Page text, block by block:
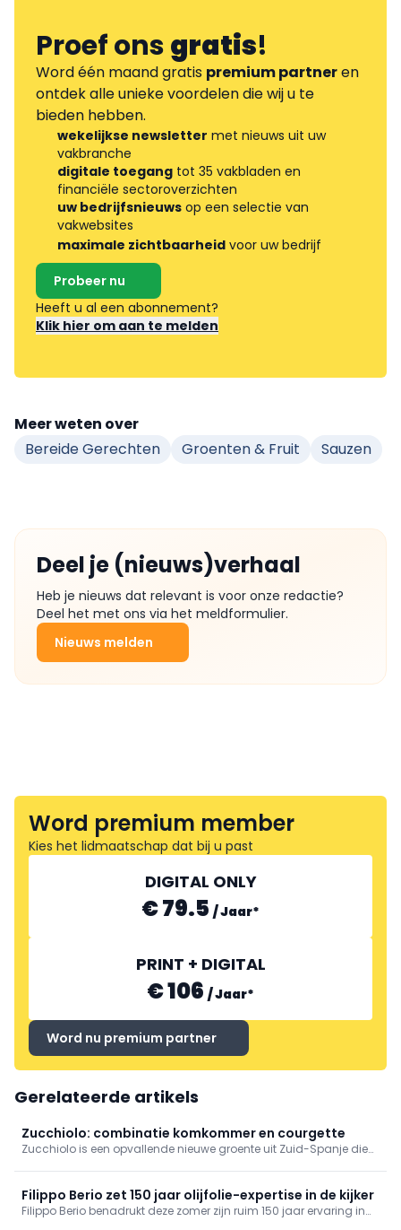
Proef onsgratis!
Word één maand gratis premium partneren
ontdek alle unieke voordelen die wij u te
bieden hebben.
wekelijkse newsletter met nieuws uit uw
vakbranche
digitale toegang tot 35 vakbladen en
financiële sectoroverzichten
uw bedrijfsnieuws op een selectie van
vakwebsites
maximale zichtbaarheid voor uw bedrijf
Probeer nu
Heeft u al een abonnement?
Klik hier om aan te melden
Meer weten over
Bereide Gerechten
Groenten & Fruit Sauzen
Deel je (nieuws)verhaal
Heb je nieuws dat relevant is voor onze redactie?
Deel het met ons via het meldformulier.
Nieuws melden
Word premium member
Kies het lidmaatschap dat bij u past
DIGITAL ONLY
€ 79.5 /Jaar*
PRINT + DIGITAL
€ 106 /Jaar*
Word nu premium partner
Gerelateerde artikels
Zucchiolo: combinatie komkommer en courgette
Zucchiolo is een opvallende nieuwe groente uit Zuid-Spanje die
Filippo Berio zet 150 jaar olijfolie-expertise in de kijker
Filippo Berio benadrukt deze zomer zijn ruim 150 jaar ervaring in